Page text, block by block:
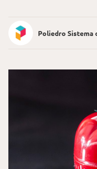
Poliedro Sistema